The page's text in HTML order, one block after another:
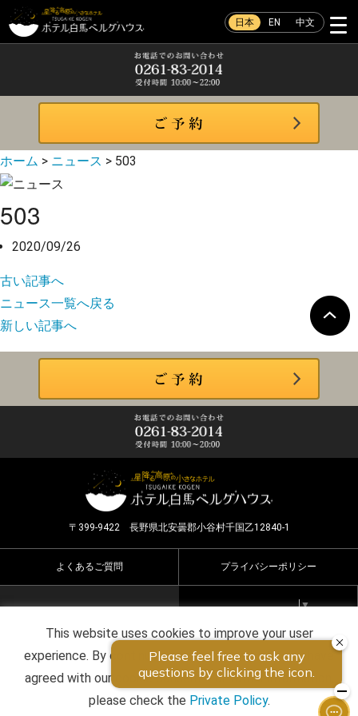
日本 EN 中文
ホーム > ニュース > 503
503
2020/09/26
古い記事へ
ニュース一覧へ戻る
新しい記事へ
〒399-9422 長野県北安曇郡小谷村千国乙12840-1
よくあるご質問 プライバシーポリシー
Select Language ▼
Copyright ©2026 HOTEL HAKUBA BERGHAUS all rights
reserved.
This website uses cookies to improve your user
experience. By continuing to use this website, you have
agreed with our cookie consent. For futher information,
please check the Private Policy.